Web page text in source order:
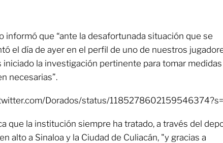
informó que “ante la desafortunada situación que se
el día de ayer en el perfil de uno de nuestros
iniciado la investigación pertinente para tomar
necesarias”.
Dorados/status/
que la institución siempre ha tratado, a través del
alto a Sinaloa y la Ciudad de Culiacán, "y gracias a